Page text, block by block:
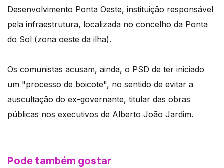
Desenvolvimento Ponta Oeste, instituição responsável
pela infraestrutura, localizada no concelho da Ponta
do Sol (zona oeste da ilha).
Os comunistas acusam, ainda, o PSD de ter iniciado
um "processo de boicote", no sentido de evitar a
auscultação do ex-governante, titular das obras
públicas nos executivos de Alberto João Jardim.
Pode também gostar